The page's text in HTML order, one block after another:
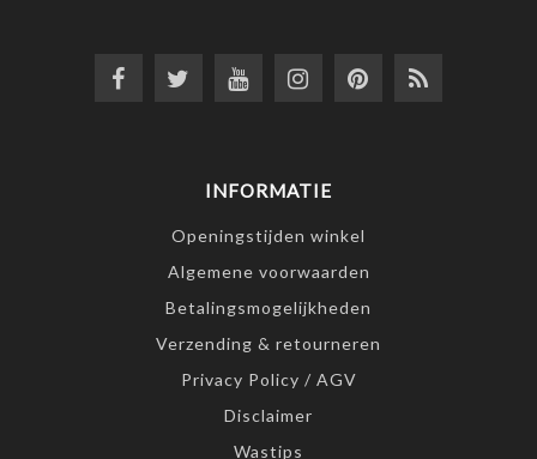
INFORMATIE
Openingstijden winkel
Algemene voorwaarden
Betalingsmogelijkheden
Verzending & retourneren
Privacy Policy / AGV
Disclaimer
Wastips